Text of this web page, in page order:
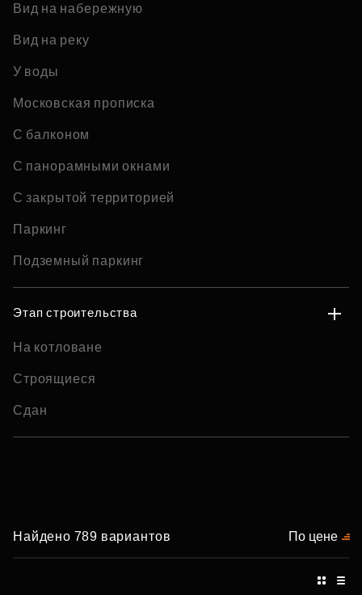
Вид на набережную
Вид на реку
У воды
Московская прописка
С балконом
С панорамными окнами
С закрытой территорией
Паркинг
Подземный паркинг
Этап строительства
На котловане
Строящиеся
Сдан
Найдено 789 вариантов По цене